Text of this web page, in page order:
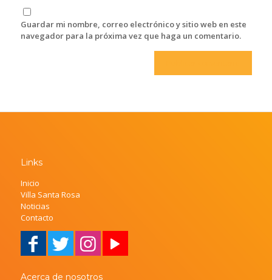
Guardar mi nombre, correo electrónico y sitio web en este
navegador para la próxima vez que haga un comentario.
Links
Inicio
Villa Santa Rosa
Noticias
Contacto
Acerca de nosotros